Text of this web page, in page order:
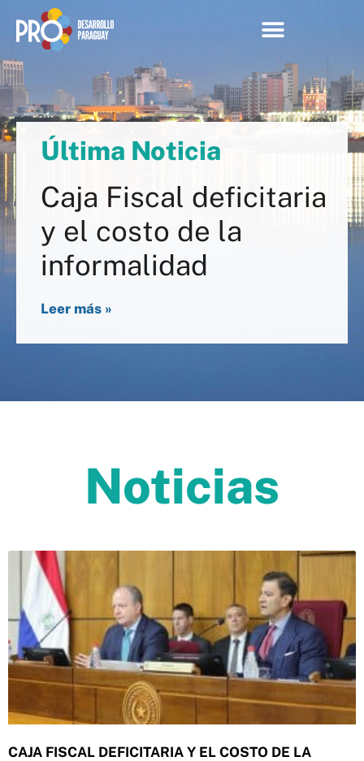
Última Noticia
Caja Fiscal deficitaria
y el costo de la
informalidad
Leer más »
Noticias
CAJA FISCAL DEFICITARIA Y EL COSTO DE LA